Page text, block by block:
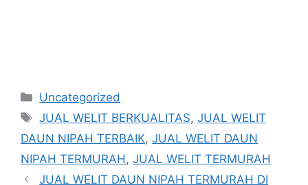
Kategori
Uncategorized
Tag
JUAL WELIT BERKUALITAS,JUAL WELIT
DAUN NIPAH TERBAIK, JUAL WELIT DAUN
NIPAH TERMURAH, JUAL WELIT TERMURAH
JUAL WELIT DAUN NIPAH TERMURAH DI